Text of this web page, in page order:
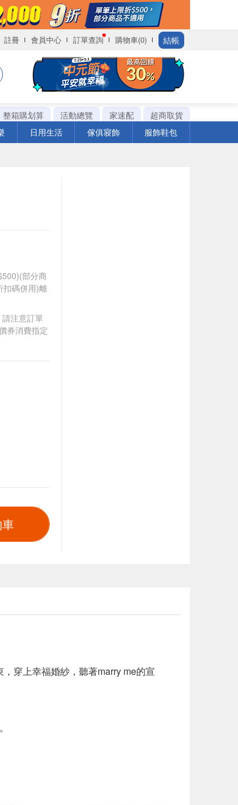
註冊 會員中心 訂單查詢 購物車(0) 結帳
整箱購划算 活動總覽 家速配
超商取貨
日用生活 傢俱寢飾 服飾鞋包
部分商
扣碼併用)離
注意訂單
券消費指定
穿上幸福婚紗，聽著marry me的宣